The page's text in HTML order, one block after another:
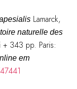
Lamarck,
naturelle des
+ 343 pp. Paris:
em